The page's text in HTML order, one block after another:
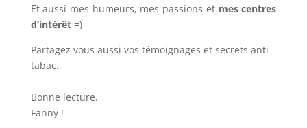
Et aussi mes humeurs, mes passions et mes centres
d’intérêt=)
Partagez vous aussi vos témoignages et secrets anti-
tabac.
Bonne lecture.
Fanny !